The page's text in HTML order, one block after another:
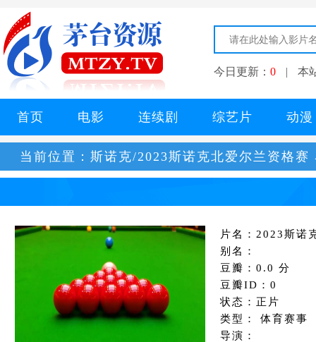
今日更新： 0 | 本
首页 电影 连续剧 综艺片 动漫
当前位置： 斯诺克/2023斯诺克北爱尔兰资格
片名：2023斯诺
别名：
豆瓣：0.0 分
豆瓣ID：0
状态：正片
类型： 体育赛事
导演：